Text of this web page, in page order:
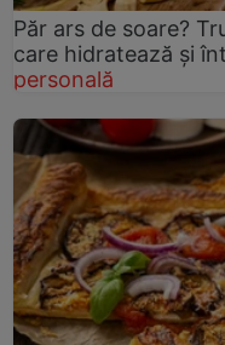
Păr ars de soare?
care hidratează și
personală